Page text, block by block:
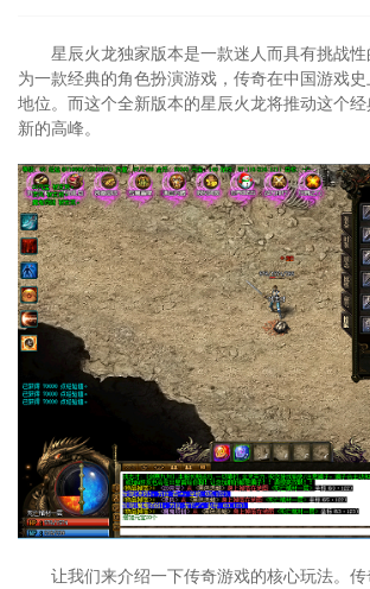
星辰火龙独家版本是一款迷人而具有挑战
为一款经典的角色扮演游戏，传奇在中国游戏
地位。而这个全新版本的星辰火龙将推动这个
新的高峰。
让我们来介绍一下传奇游戏的核心玩法。